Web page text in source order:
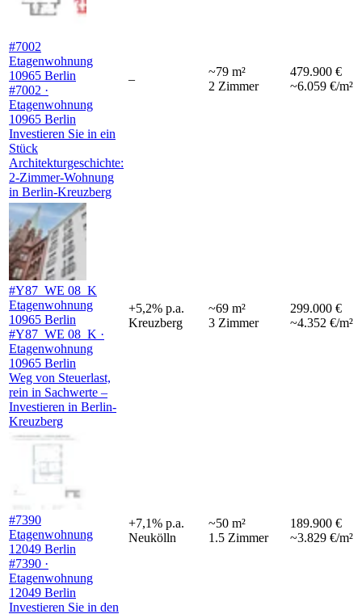
#7002
Etagenwohnung
10965 Berlin
#7002 ·
Etagenwohnung
10965 Berlin
Investieren Sie in ein
Stück
Architekturgeschichte:
2-Zimmer-Wohnung
in Berlin-Kreuzberg
–
~79 m²
2 Zimmer
479.900 €
~6.059 €/m²
#Y87_WE 08_K
Etagenwohnung
10965 Berlin
#Y87_WE 08_K ·
Etagenwohnung
10965 Berlin
Weg von Steuerlast,
rein in Sachwerte –
Investieren in Berlin-
Kreuzberg
+5,2% p.a.
Kreuzberg
~69 m²
3 Zimmer
299.000 €
~4.352 €/m²
#7390
Etagenwohnung
12049 Berlin
#7390 ·
Etagenwohnung
12049 Berlin
Investieren Sie in den
+7,1% p.a.
Neukölln
~50 m²
1.5 Zimmer
189.900 €
~3.829 €/m²